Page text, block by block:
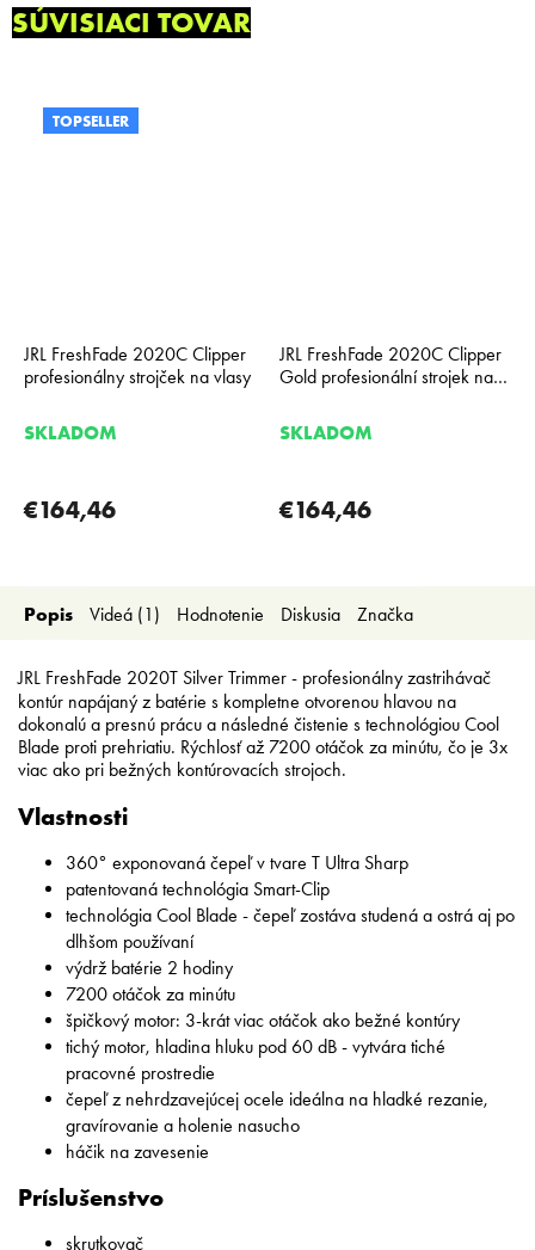
DOPRAVA ZADARMO
Doprava zadarmo od 80 €
kaderníkov
SÚVISIACI TOVAR
TOPSELLER
JRL FreshFade 2020C Clipper
profesionálny strojček na vlasy
SKLADOM
€164,46
JRL FreshFade 2020C Clipper
Gold profesionální strojek na
SKLADOM
€164,46
Popis Videá (1) Hodnotenie Diskusia Značka
JRL FreshFade 2020T Silver Trimmer - profesionálny zastrihávač
kontúr napájaný z batérie s kompletne otvorenou hlavou na
dokonalú a presnú prácu a následné čistenie s technológiou Cool
Blade proti prehriatiu. Rýchlosť až 7200 otáčok za minútu, čo je 3x
viac ako pri bežných kontúrovacích strojoch.
Vlastnosti
360° exponovaná čepeľ v tvare T Ultra Sharp
patentovaná technológia Smart-Clip
technológia Cool Blade - čepeľ zostáva studená a ostrá aj po
dlhšom používaní
výdrž batérie 2 hodiny
7200 otáčok za minútu
špičkový motor: 3-krát viac otáčok ako bežné kontúry
tichý motor, hladina hluku pod 60 dB - vytvára tiché
pracovné prostredie
čepeľ z nehrdzavejúcej ocele ideálna na hladké rezanie,
gravírovanie a holenie nasucho
háčik na zavesenie
Príslušenstvo
skrutkovač